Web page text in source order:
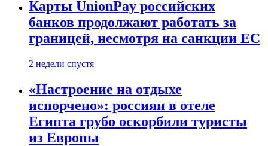
Карты UnionPay российских
банков продолжают работать за
границей, несмотря на санкции ЕС
2 недели спустя
«Настроение на отдыхе
испорчено»: россиян в отеле
Египта грубо оскорбили туристы
из Европы